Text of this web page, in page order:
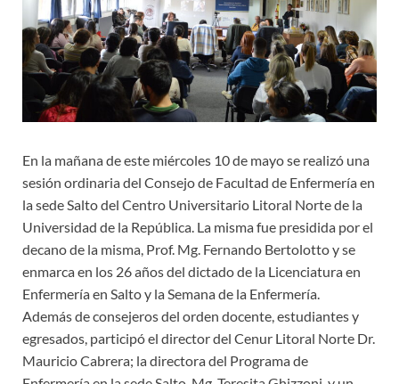
En la mañana de este miércoles 10 de mayo se realizó una
sesión ordinaria del Consejo de Facultad de Enfermería en
la sede Salto del Centro Universitario Litoral Norte de la
Universidad de la República. La misma fue presidida por el
decano de la misma, Prof. Mg. Fernando Bertolotto y se
enmarca en los 26 años del dictado de la Licenciatura en
Enfermería en Salto y la Semana de la Enfermería.
Además de consejeros del orden docente, estudiantes y
egresados, participó el director del Cenur Litoral Norte Dr.
Mauricio Cabrera; la directora del Programa de